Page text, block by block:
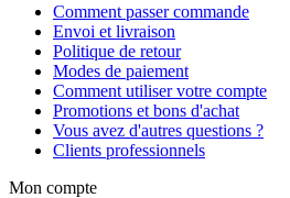
Comment passer commande
Envoi et livraison
Politique de retour
Modes de paiement
Comment utiliser votre compte
Promotions et bons d'achat
Vous avez d'autres questions ?
Clients professionnels
Mon compte